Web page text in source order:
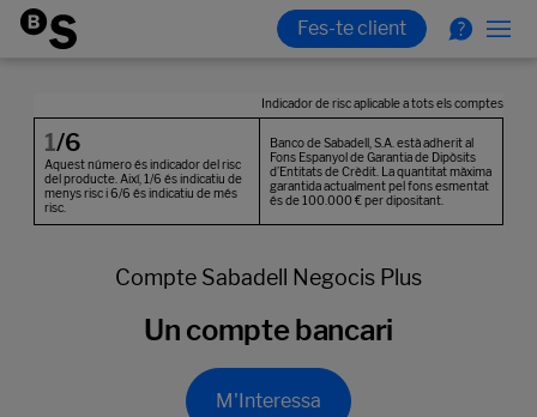
Compte Sabadell Negocis Plus
Un compte bancari
M'Interessa